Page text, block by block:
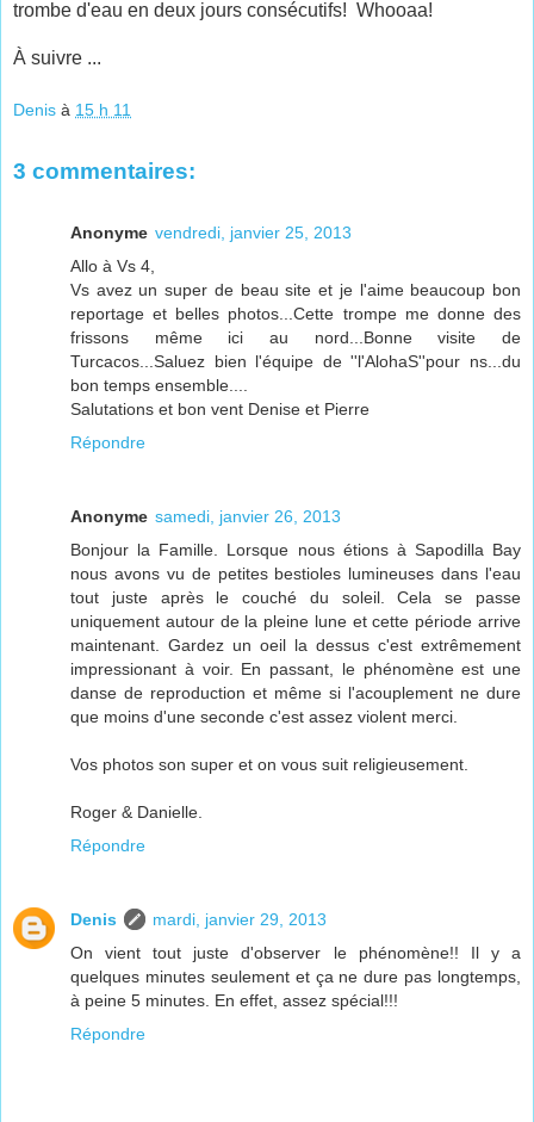
trombe d'eau en deux jours consécutifs! Whooaa!
À suivre ...
Denis à 15 h 11
3 commentaires:
Anonyme vendredi, janvier 25, 2013
Allo à Vs 4,
Vs avez un super de beau site et je l'aime beaucoup bon
reportage et belles photos...Cette trompe me donne des
frissons même ici au nord...Bonne visite de
Turcacos...Saluez bien l'équipe de ''l'AlohaS''pour ns...du
bon temps ensemble....
Salutations et bon vent Denise et Pierre
Répondre
Anonyme samedi, janvier 26, 2013
Bonjour la Famille. Lorsque nous étions à Sapodilla Bay
nous avons vu de petites bestioles lumineuses dans l'eau
tout juste après le couché du soleil. Cela se passe
uniquement autour de la pleine lune et cette période arrive
maintenant. Gardez un oeil la dessus c'est extrêmement
impressionant à voir. En passant, le phénomène est une
danse de reproduction et même si l'acouplement ne dure
que moins d'une seconde c'est assez violent merci.
Vos photos son super et on vous suit religieusement.
Roger & Danielle.
Répondre
Denis
mardi, janvier 29, 2013
On vient tout juste d'observer le phénomène!! Il y a
quelques minutes seulement et ça ne dure pas longtemps,
à peine 5 minutes. En effet, assez spécial!!!
Répondre